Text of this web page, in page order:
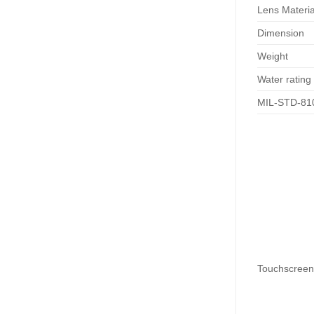
Lens
Dimension
Weight
Water rating
MIL-STD-
Touchscreen